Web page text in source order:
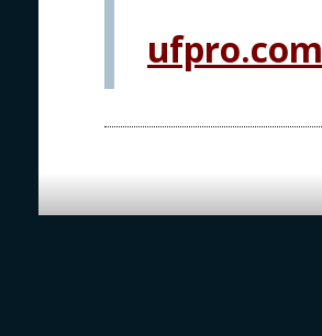
ufpro.com